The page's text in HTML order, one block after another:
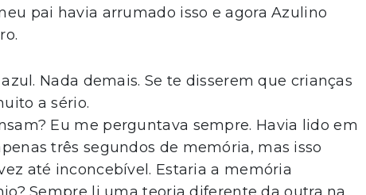
pai havia arrumado isso e agora Azulino
Nada demais. Se te disserem que crianças
a sério.
Eu me perguntava sempre. Havia lido em
três segundos de memória, mas isso
até inconcebível. Estaria a memória